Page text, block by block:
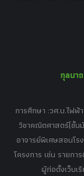
กุลนา
การศึกษา :วศ.บ.ไฟฟ้
วิชาคณิตศาสตร์(ชั้น
อาจารย์พิเศษสอนโร
โครงการ เช่น รายกา
ผู้ก่อตั้งเว็บ